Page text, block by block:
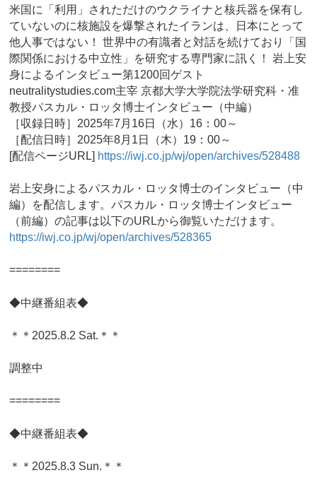
米国に「利用」されただけのウクライナと核兵器を保有し
ていないのに核施設を爆撃されたイランは、日本にとって
他人事ではない！ 世界中の有識者と対話を続けており「国
際関係における中立性」を研究する専門家に訊く！ 岩上安
身によるインタビュー第1200回ゲスト
neutralitystudies.com主宰 京都大学大学院法学研究科・准
教授パスカル・ロッタ博士インタビュー（中編）
［収録日時］2025年7月16日（水）16：00～
［配信日時］2025年8月1日（木）19：00～
[配信ページURL] https://iwj.co.jp/wj/open/archives/528488
岩上安身によるパスカル・ロッタ博士のインタビュー（中
編）を配信します。パスカル・ロッタ博士インタビュー
（前編）の記事は以下のURLから御覧いただけます。
https://iwj.co.jp/wj/open/archives/528365
========
◆中継番組表◆
＊＊2025.8.2 Sat.＊＊
調整中
========
◆中継番組表◆
＊＊2025.8.3 Sun.＊＊